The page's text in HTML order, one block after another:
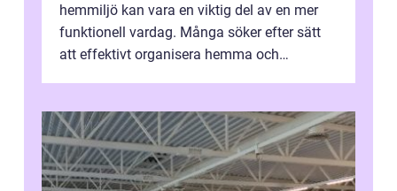
hemmiljö kan vara en viktig del av en mer
funktionell vardag. Många söker efter sätt
att effektivt organisera hemma och